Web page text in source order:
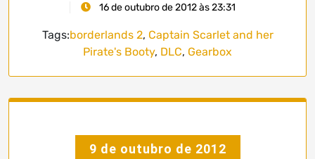
16 de outubro de 2012 às 23:31
Tags:borderlands 2, Captain Scarlet and her
Pirate's Booty, DLC, Gearbox
9 de outubro de 2012